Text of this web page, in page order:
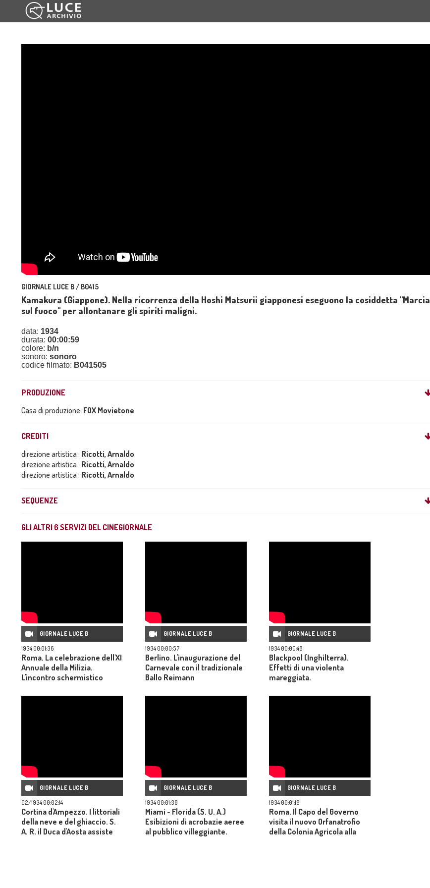
GIORNALE LUCE B / B0415
Kamakura (Giappone). Nella ricorrenza della Hoshi Matsurii giapponesi eseguono la cosiddetta "Marcia
sul fuoco" per allontanare gli spiriti maligni.
data: 1934
durata: 00:00:59
colore: b/n
sonoro: sonoro
codice filmato: B041505
PRODUZIONE
Casa di produzione: FOX Movietone
CREDITI
direzione artistica : Ricotti, Arnaldo
direzione artistica : Ricotti, Arnaldo
direzione artistica : Ricotti, Arnaldo
SEQUENZE
GLI ALTRI 6 SERVIZI DEL CINEGIORNALE
GIORNALE LUCE B
1934 00:01:36
Roma. La celebrazione dell'XI
Annuale della Milizia.
L'incontro schermistico
Mussolini" alla presenza del
GIORNALE LUCE B
1934 00:00:57
Berlino. L'inaugurazione del
Carnevale con il tradizionale
Ballo Reimann
GIORNALE LUCE B
1934 00:00:48
Blackpool (Inghilterra).
Effetti di una violenta
mareggiata.
GIORNALE LUCE B
02/1934 00:02:14
Cortina d'Ampezzo. I littoriali
della neve e del ghiaccio. S.
A. R. il Duca d'Aosta assiste
GIORNALE LUCE B
1934 00:01:38
Miami - Florida (S. U. A.)
Esibizioni di acrobazie aeree
al pubblico villeggiante.
GIORNALE LUCE B
1934 00:01:18
Roma. Il Capo del Governo
visita il nuovo Orfanatrofio
della Colonia Agricola alla